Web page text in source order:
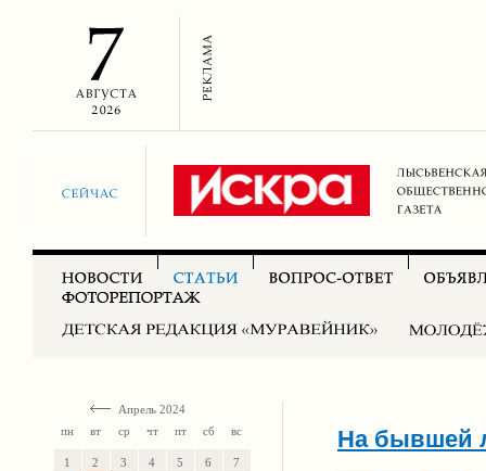
Апрель 2024
пн
вт ср чт пт сб вс
1 2 3 4 5 6 7
На бывшей